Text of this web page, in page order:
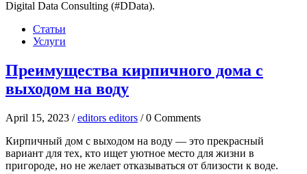
Digital Data Consulting (#DData).
Статьи
Услуги
Преимущества кирпичного дома с
выходом на воду
April 15, 2023 /editors editors / 0 Comments
Кирпичный дом с выходом на воду — это прекрасный
вариант для тех, кто ищет уютное место для жизни в
пригороде, но не желает отказываться от близости к воде.